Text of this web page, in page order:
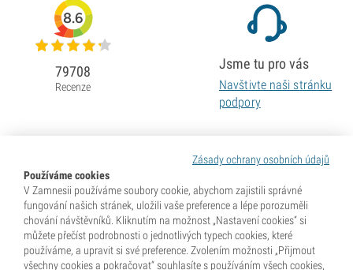
Zásady ochrany osobních údajů
Používáme cookies
V Zamnesii používáme soubory cookie, abychom zajistili správné
fungování našich stránek, uložili vaše preference a lépe porozuměli
chování návštěvníků. Kliknutím na možnost „Nastavení cookies“ si
můžete přečíst podrobnosti o jednotlivých typech cookies, které
používáme, a upravit si své preference. Zvolením možnosti „Přijmout
všechny cookies a pokračovat“ souhlasíte s používáním všech cookies,
8.6
79708
Recenze
Jsme tu pro vás
Navštivte naši stránku
podpory